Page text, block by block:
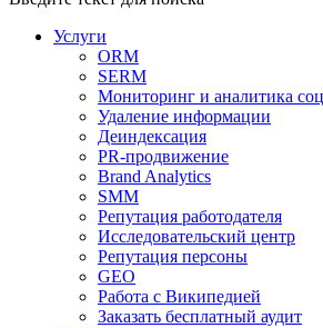
Услуги
ORM
SERM
Мониторинг и аналитика
Удаление информации
Деиндексация
PR-продвижение
Brand Analytics
SMM
Репутация работодателя
Исследовательский центр
Репутация персоны
GEO
Работа с Википедией
Заказать бесплатный аудит